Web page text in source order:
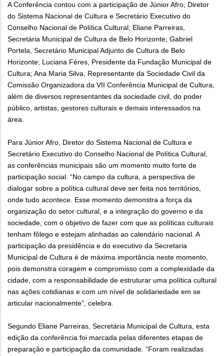
A Conferência contou com a participação de Júnior Afro, Diretor
do Sistema Nacional de Cultura e Secretário Executivo do
Conselho Nacional de Política Cultural; Eliane Parreiras,
Secretária Municipal de Cultura de Belo Horizonte; Gabriel
Portela, Secretário Municipal Adjunto de Cultura de Belo
Horizonte; Luciana Féres, Presidente da Fundação Municipal de
Cultura; Ana Maria Silva, Representante da Sociedade Civil da
Comissão Organizadora da VII Conferência Municipal de Cultura,
além de diversos representantes da sociedade civil, do poder
público, artistas, gestores culturais e demais interessados na
área.
Para Júnior Afro, Diretor do Sistema Nacional de Cultura e
Secretário Executivo do Conselho Nacional de Política Cultural,
as conferências municipais são um momento muito forte de
participação social. “No campo da cultura, a perspectiva de
dialogar sobre a política cultural deve ser feita nos territórios,
onde tudo acontece. Esse momento demonstra a força da
organização do setor cultural, e a integração do governo e da
sociedade, com o objetivo de fazer com que as políticas culturais
tenham fôlego e estejam alinhadas ao calendário nacional. A
participação da presidência e do executivo da Secretaria
Municipal de Cultura é de máxima importância neste momento,
pois demonstra coragem e compromisso com a complexidade da
cidade, com a responsabilidade de estruturar uma política cultural
nas ações cotidianas e com um nível de solidariedade em se
articular nacionalmente”, celebra.
Segundo Eliane Parreiras, Secretária Municipal de Cultura, esta
edição da conferência foi marcada pelas diferentes etapas de
preparação e participação da comunidade. “Foram realizadas